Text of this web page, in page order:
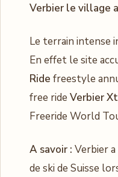
Verbier le village
Le terrain intense
En effet le site
Ride freestyle
free ride Verbier
Freeride World
A savoir : Verbier
de ski de Suisse